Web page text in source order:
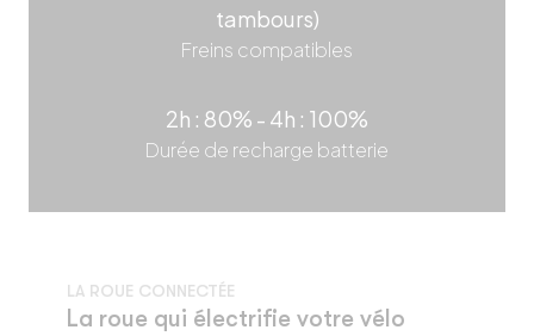
tambours)
Freins compatibles
2h : 80% - 4h : 100%
Durée de recharge batterie
LA ROUE CONNECTÉE
La roue qui électrifie votre vélo